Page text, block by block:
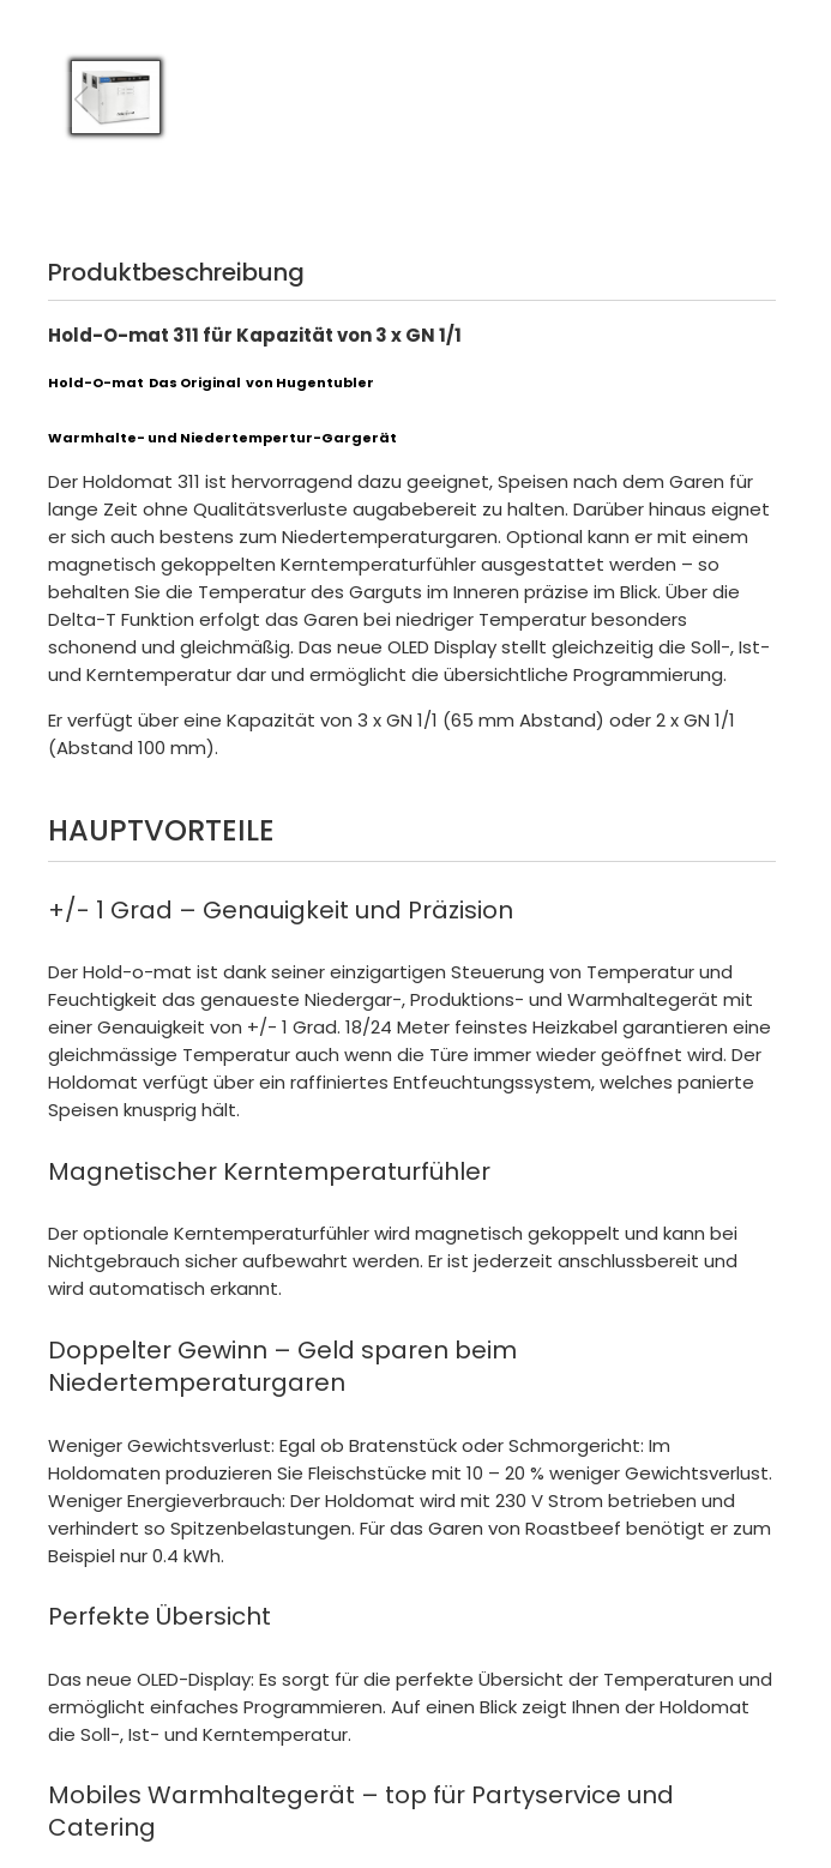
Produktbeschreibung
Hold-O-mat 311 für Kapazität von 3 x GN 1/1
Hold-O-mat Das Original von Hugentubler
Warmhalte- und Niedertempertur-Gargerät
Der Holdomat 311 ist hervorragend dazu geeignet, Speisen nach dem Garen für
lange Zeit ohne Qualitätsverluste augabebereit zu halten. Darüber hinaus eignet
er sich auch bestens zum Niedertemperaturgaren. Optional kann er mit einem
magnetisch gekoppelten Kerntemperaturfühler ausgestattet werden – so
behalten Sie die Temperatur des Garguts im Inneren präzise im Blick. Über die
Delta-T Funktion erfolgt das Garen bei niedriger Temperatur besonders
schonend und gleichmäßig. Das neue OLED Display stellt gleichzeitig die Soll-, Ist-
und Kerntemperatur dar und ermöglicht die übersichtliche Programmierung.
Er verfügt über eine Kapazität von 3 x GN 1/1 (65 mm Abstand) oder 2 x GN 1/1
(Abstand 100 mm).
HAUPTVORTEILE
+/- 1 Grad – Genauigkeit und Präzision
Der Hold-o-mat ist dank seiner einzigartigen Steuerung von Temperatur und
Feuchtigkeit das genaueste Niedergar-, Produktions- und Warmhaltegerät mit
einer Genauigkeit von +/- 1 Grad. 18/24 Meter feinstes Heizkabel garantieren eine
gleichmässige Temperatur auch wenn die Türe immer wieder geöffnet wird. Der
Holdomat verfügt über ein raffiniertes Entfeuchtungssystem, welches panierte
Speisen knusprig hält.
Magnetischer Kerntemperaturfühler
Der optionale Kerntemperaturfühler wird magnetisch gekoppelt und kann bei
Nichtgebrauch sicher aufbewahrt werden. Er ist jederzeit anschlussbereit und
wird automatisch erkannt.
Doppelter Gewinn – Geld sparen beim
Niedertemperaturgaren
Weniger Gewichtsverlust: Egal ob Bratenstück oder Schmorgericht: Im
Holdomaten produzieren Sie Fleischstücke mit 10 – 20 % weniger Gewichtsverlust.
Weniger Energieverbrauch: Der Holdomat wird mit 230 V Strom betrieben und
verhindert so Spitzenbelastungen. Für das Garen von Roastbeef benötigt er zum
Beispiel nur 0.4 kWh.
Perfekte Übersicht
Das neue OLED-Display: Es sorgt für die perfekte Übersicht der Temperaturen und
ermöglicht einfaches Programmieren. Auf einen Blick zeigt Ihnen der Holdomat
die Soll-, Ist- und Kerntemperatur.
Mobiles Warmhaltegerät – top für Partyservice und
Catering